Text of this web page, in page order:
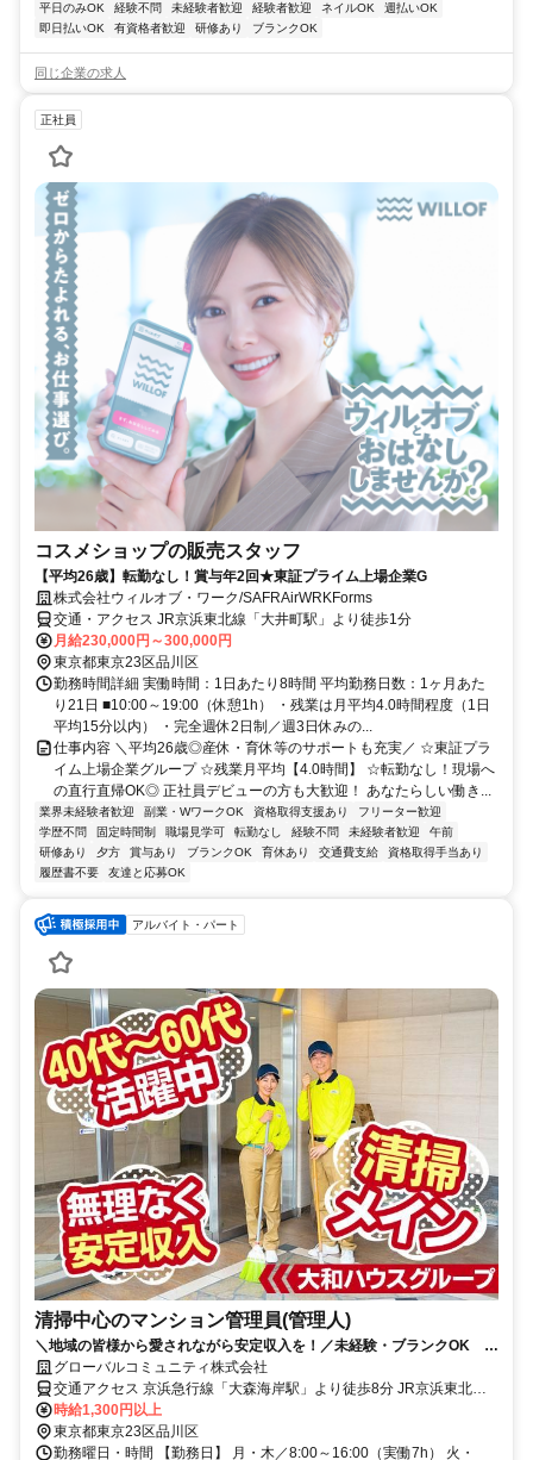
平日のみOK
経験不問 未経験者歓迎 経験者歓迎 ネイルOK
週払いOK
即日払いOK
有資格者歓迎 研修あり ブランクOK
同じ企業の求人
正社員
コスメショップの販売スタッフ
【平均26歳】転勤なし！賞与年2回★東証プライム上場企業G
株式会社ウィルオブ・ワーク/SAFRAirWRKForms
交通・アクセス JR京浜東北線「大井町駅」より徒歩1分
月給230,000円～300,000円
東京都東京23区品川区
勤務時間詳細 実働時間：1日あたり8時間 平均勤務日数：1ヶ月あた
り21日 ■10:00～19:00（休憩1h） ・残業は月平均4.0時間程度（1日
平均15分以内） ・完全週休2日制／週3日休みの...
仕事内容 ＼平均26歳◎産休・育休等のサポートも充実／ ☆東証プラ
イム上場企業グループ ☆残業月平均【4.0時間】 ☆転勤なし！現場へ
の直行直帰OK◎ 正社員デビューの方も大歓迎！ あなたらしい働き...
業界未経験者歓迎 副業・WワークOK 資格取得支援あり
フリーター歓迎
学歴不問
固定時間制 職場見学可 転勤なし 経験不問 未経験者歓迎
午前
研修あり
夕方 賞与あり ブランクOK 育休あり 交通費支給
資格取得手当あり
履歴書不要
友達と応募OK
アルバイト・パート
清掃中心のマンション管理員(管理人)
＼地域の皆様から愛されながら安定収入を！／未経験・ブランクOK 研
修制度充実 幅広い世代の男女活躍中
グローバルコミュニティ株式会社
交通アクセス 京浜急行線「大森海岸駅」より徒歩8分 JR京浜東北線
「大森駅」より徒歩9分
時給1,300円以上
東京都東京23区品川区
勤務曜日・時間 【勤務日】 月・木／8:00～16:00（実働7h） 火・